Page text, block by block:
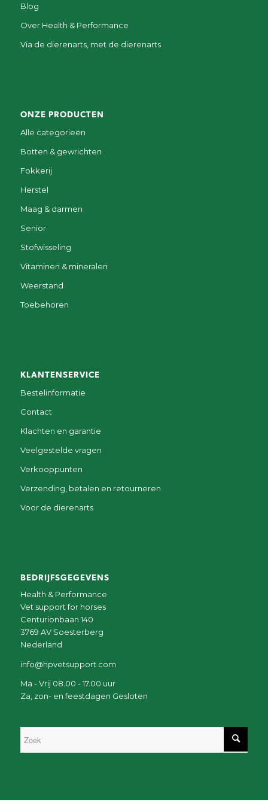
Blog
Over Health & Performance
Via de dierenarts, met de dierenarts
ONZE PRODUCTEN
Alle categorieën
Botten & gewrichten
Fokkerij
Herstel
Maag & darmen
Senior
Stofwisseling
Vitaminen & mineralen
Weerstand
Toebehoren
KLANTENSERVICE
Bestelinformatie
Contact
Klachten en garantie
Veelgestelde vragen
Verkooppunten
Verzending, betalen en retourneren
Voor de dierenarts
BEDRIJFSGEGEVENS
Health & Performance
Vet support for horses
Centurionbaan 140
3769 AV Soesterberg
Nederland
info@hpvetsupport.com
Ma - Vrij 08.00 - 17.00 uur
Za, zon- en feestdagen Gesloten